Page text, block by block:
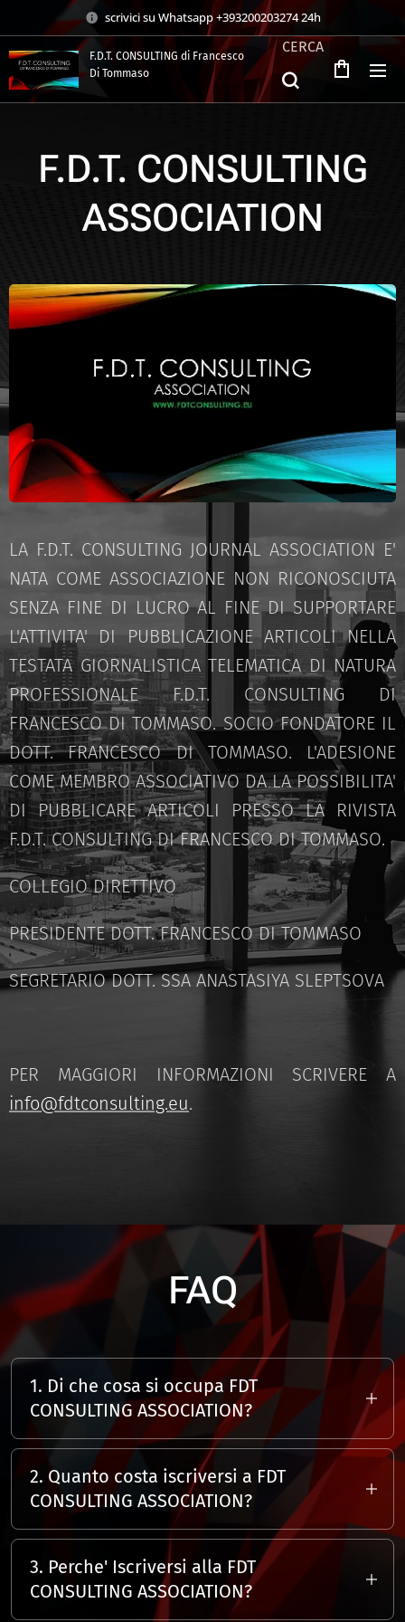
scrivici su Whatsapp +393200203274 24h
F.D.T. CONSULTING di Francesco
Di Tommaso
CERCA
F.D.T. CONSULTING
ASSOCIATION
LA F.D.T. CONSULTING JOURNAL ASSOCIATION E'
NATA COME ASSOCIAZIONE NON RICONOSCIUTA
SENZA FINE DI LUCRO AL FINE DI SUPPORTARE
L'ATTIVITA' DI PUBBLICAZIONE ARTICOLI NELLA
TESTATA GIORNALISTICA TELEMATICA DI NATURA
PROFESSIONALE F.D.T. CONSULTING DI
FRANCESCO DI TOMMASO. SOCIO FONDATORE IL
DOTT. FRANCESCO DI TOMMASO. L'ADESIONE
COME MEMBRO ASSOCIATIVO DA LA POSSIBILITA'
DI PUBBLICARE ARTICOLI PRESSO LA RIVISTA
F.D.T. CONSULTING DI FRANCESCO DI TOMMASO.
COLLEGIO DIRETTIVO
PRESIDENTE DOTT. FRANCESCO DI TOMMASO
SEGRETARIO DOTT. SSA ANASTASIYA SLEPTSOVA
PER MAGGIORI INFORMAZIONI SCRIVERE A
info@fdtconsulting.eu.
FAQ
1. Di che cosa si occupa FDT
CONSULTING ASSOCIATION?
Di che cosa si occupa l'associazione?Si
occupa di assistere a lavoratori e
imprenditori per le pratiche relative a
dichiarazione dei redditi e pratiche fiscali.
2. Quanto costa iscriversi a FDT
CONSULTING ASSOCIATION?
La quota di iscrizione presso l'associazione
e' rinnovabile di anno in anno?Si
certamente ci sono diverse tipologie di
quote da 30 euro che include una
3. Perche' Iscriversi alla FDT
CONSULTING ASSOCIATION?